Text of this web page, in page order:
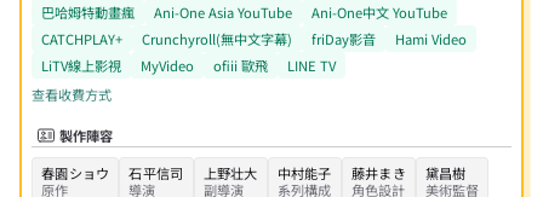
巴哈姆特動畫瘋
Ani-One Asia YouTube
Ani-One中文 YouTube
CATCHPLAY+
Crunchyroll(無中文字幕) friDay影音
Hami Video
LiTV線上影視
MyVideo ofiii 歐飛
LINE TV
查看收費方式
製作陣容
春園ショウ
原作
石平信司
導演
上野壮大
副導演
中村能子
系列構成
藤井まき
角色設計
黛昌樹
美術監督